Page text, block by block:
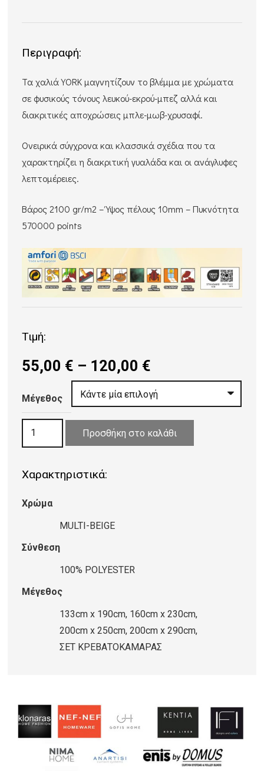
Περιγραφή:
Τα χαλιά YORK μαγνητίζουν το βλέμμα με χρώματα
σε φυσικούς τόνους λευκού-εκρού-μπεζ αλλά και
διακριτικές αποχρώσεις μπλε-μωβ-χρυσαφί.
Ονειρικά σύγχρονα και κλασσικά σχέδια που τα
χαρακτηρίζει η διακριτική γυαλάδα και οι ανάγλυφες
λεπτομέρειες.
Βάρος 2100 gr/m2 – Ύψος πέλους 10mm – Πυκνότητα
570000 points
Τιμή:
55,00 € – 120,00 €
range:
55,00 €
120,00 €
Μέγεθος
8230
MULTI
ποσότητα
Προσθήκη στο καλάθι
Χαρακτηριστικά:
Χρώμα
MULTI-BEIGE
Σύνθεση
100% POLYESTER
Μέγεθος
133cm x 190cm, 160cm x 230cm,
200cm x 250cm, 200cm x 290cm,
ΣΕΤ ΚΡΕΒΑΤΟΚΑΜΑΡΑΣ